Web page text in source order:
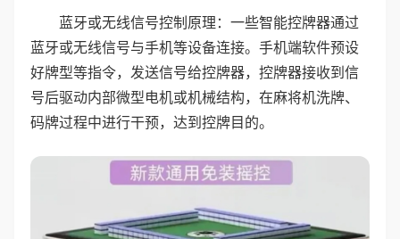
蓝牙或无线信号控制原理：一些智能控牌器通过
蓝牙或无线信号与手机等设备连接。手机端软件预设
好牌型等指令，发送信号给控牌器，控牌器接收到信
号后驱动内部微型电机或机械结构，在麻将机洗牌、
码牌过程中进行干预，达到控牌目的。